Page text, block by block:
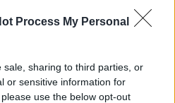
Process My Personal
sale, sharing to third parties, or
or sensitive information for
use the below opt-out
ΗΠΑ-Ιράν: Η εκεχειρία
δοκιμάζεται – 8 Ιρανοί νεκροί,